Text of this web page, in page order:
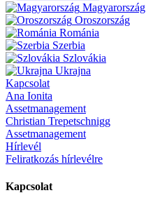
Magyarország
Oroszország
Románia
Szerbia
Szlovákia
Ukrajna
Kapcsolat
Ana Ionita
Assetmanagement
Christian Trepetschnigg
Assetmanagement
Hírlevél
Feliratkozás hírlevélre
Kapcsolat